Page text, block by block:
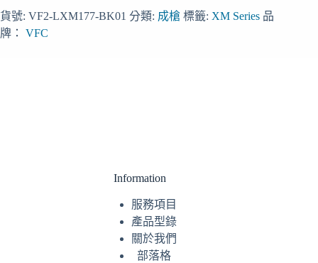
貨號: VF2-LXM177-BK01 分類: 成槍 標籤: XM Series 品
牌： VFC
Information
服務項目
產品型錄
關於我們
部落格